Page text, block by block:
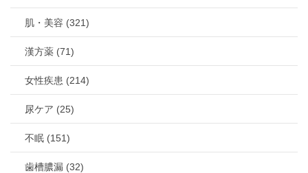
肌・美容 (321)
漢方薬 (71)
女性疾患 (214)
尿ケア (25)
不眠 (151)
歯槽膿漏 (32)